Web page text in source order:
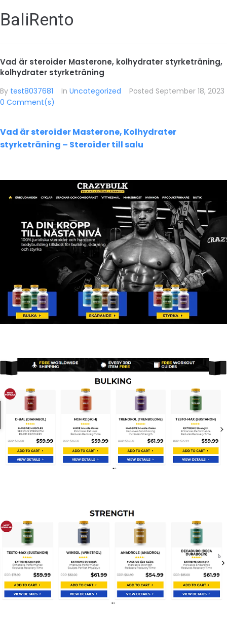
BaliRento
Vad är steroider Masterone, kolhydrater styrketräning,
kolhydrater styrketräning
By test8037681 In Uncategorized Posted September 18, 2023
0 Comment(s)
Vad är steroider Masterone, Kolhydrater
styrketräning – Steroider till salu